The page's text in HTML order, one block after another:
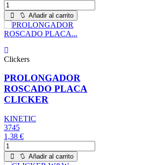
Añadir al carrito
Clickers
PROLONGADOR
ROSCADO PLACA
CLICKER
KINETIC
3745
1,38 €
Añadir al carrito